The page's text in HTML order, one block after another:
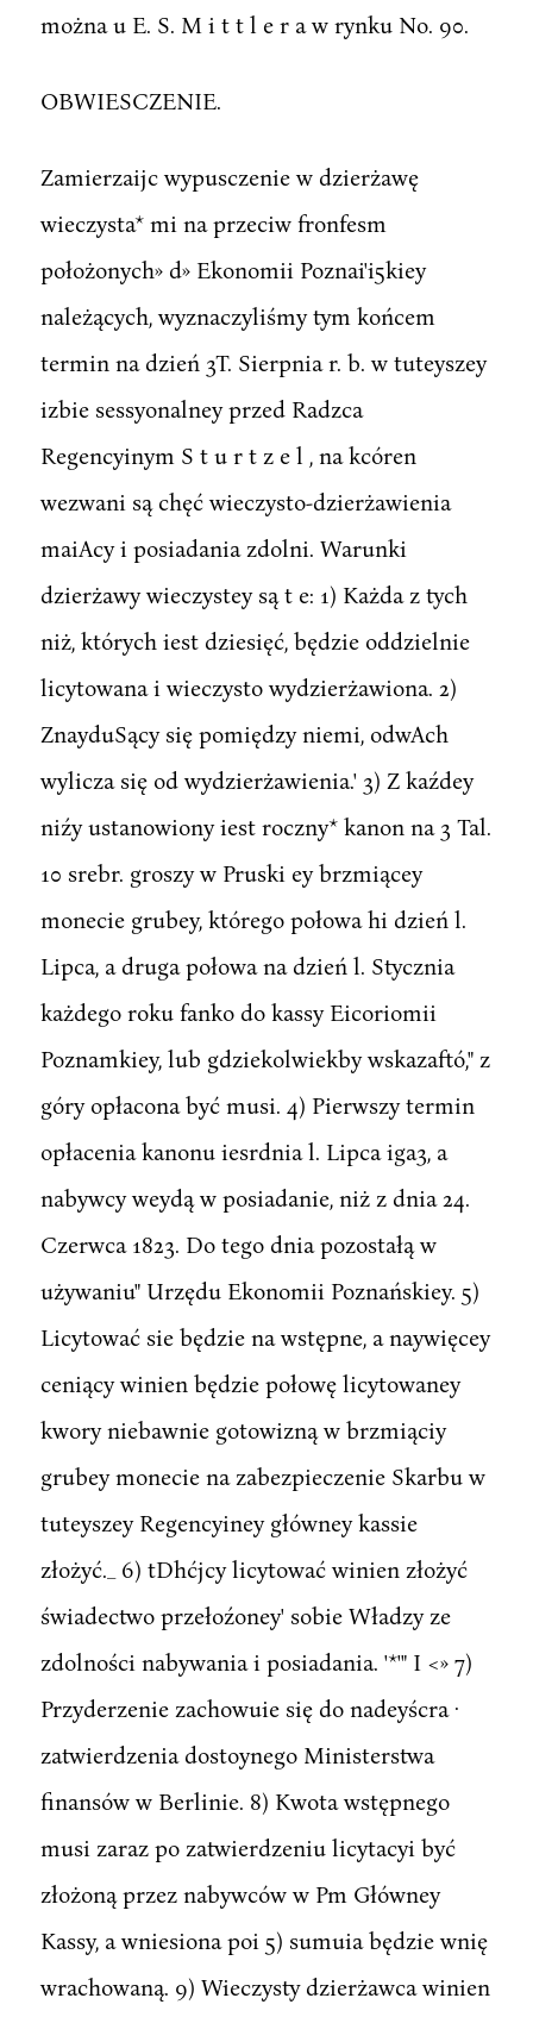
można u E. S. M i t t l e r a w rynku No. 90.
OBWIESCZENIE.
Zamierzaijc wypusczenie w dzierżawę
wieczysta* mi na przeciw fronfesm
położonych» d» Ekonomii Poznai'i5kiey
należących, wyznaczyliśmy tym końcem
termin na dzień 3T. Sierpnia r. b. w tuteyszey
izbie sessyonalney przed Radzca
Regencyinym S t u r t z e l , na kcóren
wezwani są chęć wieczysto-dzierżawienia
maiAcy i posiadania zdolni. Warunki
dzierżawy wieczystey są t e: 1) Każda z tych
niż, których iest dziesięć, będzie oddzielnie
licytowana i wieczysto wydzierżawiona. 2)
ZnayduSący się pomiędzy niemi, odwAch
wylicza się od wydzierżawienia.' 3) Z kaźdey
niźy ustanowiony iest roczny* kanon na 3 Tal.
10 srebr. groszy w Pruski ey brzmiącey
monecie grubey, którego połowa hi dzień l.
Lipca, a druga połowa na dzień l. Stycznia
każdego roku fanko do kassy Eicoriomii
Poznamkiey, lub gdziekolwiekby wskazaftó," z
góry opłacona być musi. 4) Pierwszy termin
opłacenia kanonu iesrdnia l. Lipca iga3, a
nabywcy weydą w posiadanie, niż z dnia 24.
Czerwca 1823. Do tego dnia pozostałą w
używaniu" Urzędu Ekonomii Poznańskiey. 5)
Licytować sie będzie na wstępne, a naywięcey
ceniący winien będzie połowę licytowaney
kwory niebawnie gotowizną w brzmiąciy
grubey monecie na zabezpieczenie Skarbu w
tuteyszey Regencyiney główney kassie
złożyć._ 6) tDhćjcy licytować winien złożyć
świadectwo przełoźoney' sobie Władzy ze
zdolności nabywania i posiadania. '*'" I <» 7)
Przyderzenie zachowuie się do nadeyścra ·
zatwierdzenia dostoynego Ministerstwa
finansów w Berlinie. 8) Kwota wstępnego
musi zaraz po zatwierdzeniu licytacyi być
złożoną przez nabywców w Pm Główney
Kassy, a wniesiona poi 5) sumuia będzie wnię
wrachowaną. 9) Wieczysty dzierżawca winien